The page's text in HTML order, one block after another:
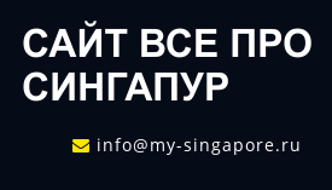
info@my-singapore.ru